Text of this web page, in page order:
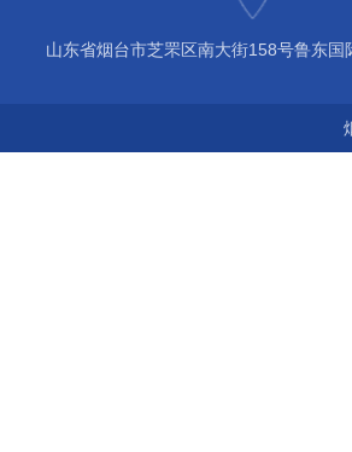
山东省烟台市芝罘区南大街158号鲁东国